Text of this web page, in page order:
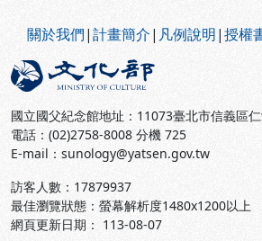
關於我們|計畫簡介| 凡例說明|授權
國立國父紀念館地址：11073臺北市信義區
電話：(02)2758-8008 分機 725
E-mail：sunology@yatsen.gov.tw
訪客人數： 17879937
最佳瀏覽狀態：螢幕解析度1480x1200以上
網頁更新日期： 113-08-07